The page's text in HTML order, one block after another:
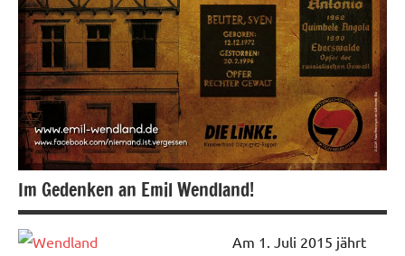
Im Gedenken an Emil Wendland!
Am 1. Juli 2015 jährt